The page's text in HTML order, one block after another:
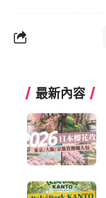
最新內容